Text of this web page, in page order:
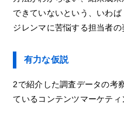
できていないという、いわ
ジレンマに苦悩する担当者の
有力な仮説
2で紹介した調査データの考
ているコンテンツマーケティ